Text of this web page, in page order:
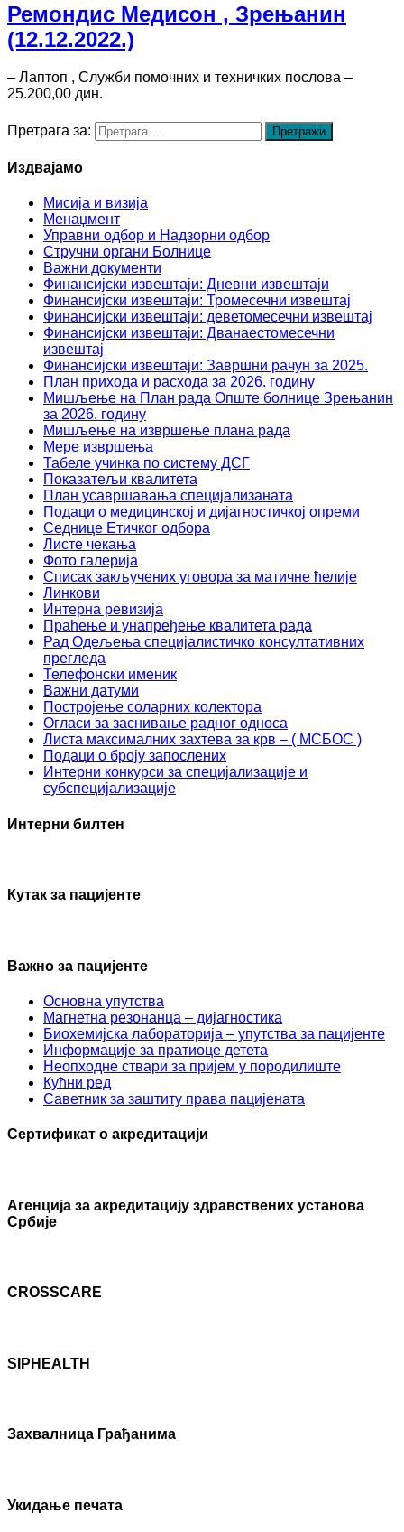
Ремондис Медисон , Зрењанин
(12.12.2022.)
– Лаптоп , Служби помочних и техничких послова –
25.200,00 дин.
Претрага за:
Издвајамо
Мисија и визија
Менаџмент
Управни одбор и Надзорни одбор
Стручни органи Болнице
Важни документи
Финансијски извештаји: Дневни извештаји
Финансијски извештаји: Тромесечни извештај
Финансијски извештаји: деветомесечни извештај
Финансијски извештаји: Дванаестомесечни
извештај
Финансијски извештаји: Завршни рачун за 2025.
План прихода и расхода за 2026. годину
Мишљење на План рада Опште болнице Зрењанин
за 2026. годину
Мишљење на извршење плана рада
Мере извршења
Табеле учинка по систему ДСГ
Показатељи квалитета
План усавршавања специјализаната
Подаци о медицинској и дијагностичкој опреми
Седнице Етичког одбора
Листе чекања
Фото галерија
Списак закључених уговора за матичне ћелије
Линкови
Интерна ревизија
Праћење и унапређење квалитета рада
Рад Одељења специјалистичко консултативних
прегледа
Телефонски именик
Важни датуми
Постројење соларних колектора
Огласи за заснивање радног односа
Листа максималних захтева за крв – ( МСБОС )
Подаци о броју запослених
Интерни конкурси за специјализације и
субспецијализације
Интерни билтен
Кутак за пацијенте
Важно за пацијенте
Основна упутства
Mагнетна резонанца – дијагностика
Биохемијска лабораторија – упутства за пацијенте
Информације за пратиоце детета
Неопходне ствари за пријем у породилиште
Кућни ред
Саветник за заштиту права пацијената
Сертификат о акредитацији
Агенцијa за акредитацију здравствених установа
Србије
CROSSCARE
SIPHEALTH
Захвалница Грађанима
Укидање печата